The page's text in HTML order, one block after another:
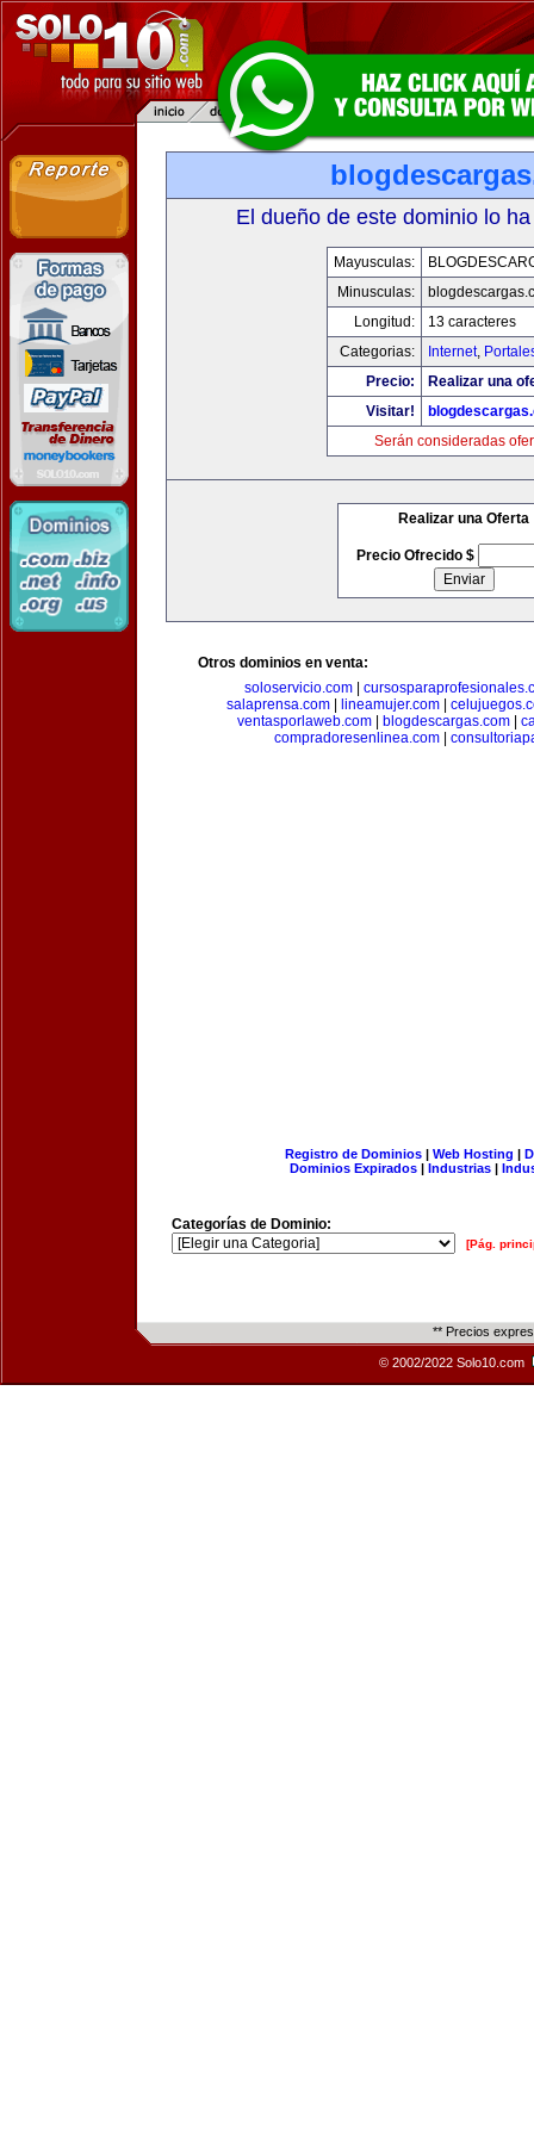
El dueño de este dominio lo
Mayusculas:
Minusculas:
Longitud:
13 caracteres
Categorias:
Internet,
Precio:
Realizar una
Visitar!
Serán consideradas
Realizar una Oferta
Precio Ofrecido $
Otros dominios en venta:
soloservicio.com|
salaprensa.com| lineamujer.com|
ventasporlaweb.com| blogdescargas.com|
compradoresenlinea.com|
Registro de Dominios| Web Hosting |
Dominios Expirados | Industrias |
Categorías de Dominio:
[Pág.
** Precios
© 2002/2022 Solo10.com